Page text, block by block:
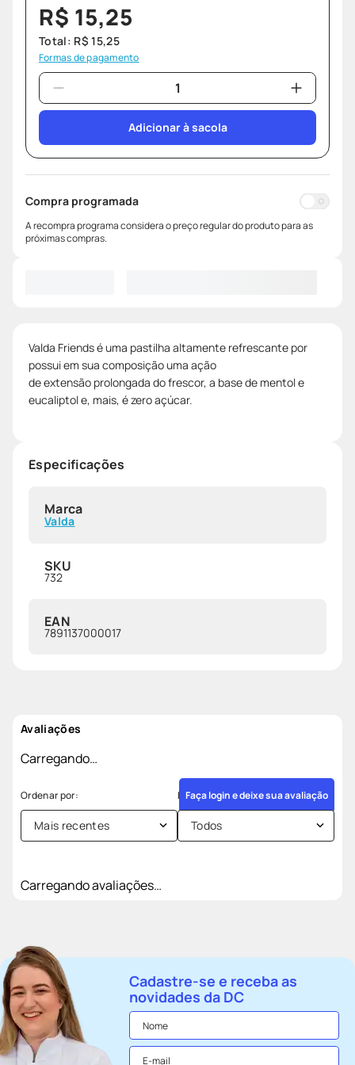
R$ 15,25
Total: R$ 15,25
Formas de pagamento
Adicionar à sacola
Compra programada
A recompra programa considera o preço regular do produto para as
próximas compras.
Valda Friends é uma pastilha altamente refrescante por
possui em sua composição uma ação
de extensão prolongada do frescor, a base de mentol e
eucaliptol e, mais, é zero açúcar.
Especificações
Marca
Valda
SKU
732
EAN
7891137000017
Avaliações
Carregando…
Faça login e deixe sua avaliação
Mais recentes Todos
Carregando avaliações…
Cadastre-se e receba as
novidades da DC